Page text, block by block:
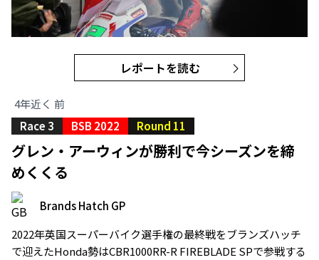
レポートを読む
4年近く 前
Race 3
BSB 2022 Round 11
グレン・アーウィンが勝利で今シーズンを締
めくくる
Brands Hatch GP
2022年英国スーパーバイク選手権の最終戦をブランズハッチ
で迎えたHonda勢はCBR1000RR-R FIREBLADE SPで参戦する